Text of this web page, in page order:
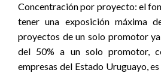
Concentración por proyecto: el
tener una exposición máxima
proyectos de un solo promotor
del 50% a un solo promotor,
empresas del Estado Uruguayo,